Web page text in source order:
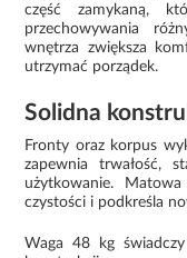
część zamykaną,
przechowywania
wnętrza zwiększa
utrzymać porządek.
Solidna
Fronty oraz korpus
zapewnia trwałość,
użytkowanie.
czystości i podkreśla
Waga 48 kg